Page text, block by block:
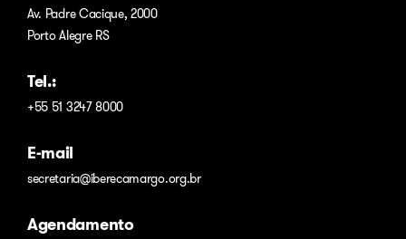
Av. Padre Cacique, 2000
Porto Alegre RS
Tel.:
+55 51 3247 8000
E-mail
secretaria@iberecamargo.org.br
Agendamento